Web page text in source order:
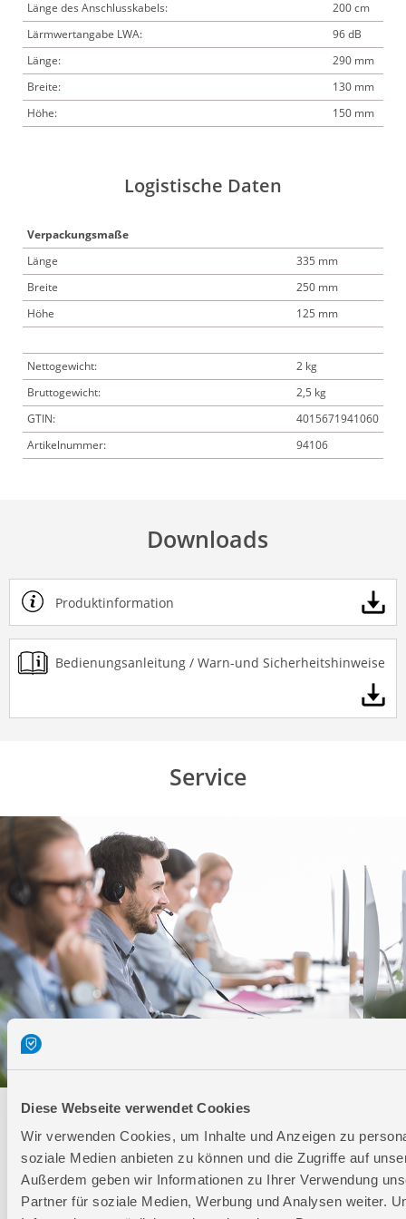
Diese Webseite verwendet Cookies
Wir verwenden Cookies, um Inhalte und Anzeigen zu
soziale Medien anbieten zu können und die Zugriffe auf
Außerdem geben wir Informationen zu Ihrer Verwendung
Partner für soziale Medien, Werbung und Analysen weiter.
Länge des Anschlusskabels:
200 cm
Lärmwertangabe LWA:
96 dB
Länge:
290 mm
Breite:
130 mm
Höhe:
150 mm
Logistische Daten
Verpackungsmaße
Länge
335 mm
Breite
250 mm
Höhe
125 mm
Nettogewicht:
2 kg
Bruttogewicht:
2,5 kg
GTIN:
4015671941060
Artikelnummer:
94106
Downloads
Produktinformation
Bedienungsanleitung / Warn-und Sicherheitshinweise
Service
Bei Fragen rund um unsere Produkte und Anwendungen
Montag - Freitag
09:00 - 17:00